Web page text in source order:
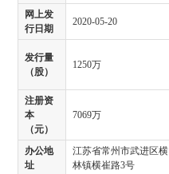
网上发
行日期
2020-05-20
发行量
（股）
1250万
注册资
本
（元）
7069万
办公地
址
江苏省常州市武进区横
林镇横崔路3号